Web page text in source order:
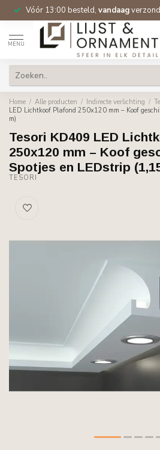
Vóór 13:00 besteld, vandaag
MENU
Home / Alle producten / Indirecte verlichting /
LED Lichtkoof Plafond 250x120 mm – Koof
m)
Tesori KD409 LED
250x120 mm – Koof
Spotjes en LEDstrip
TESORI